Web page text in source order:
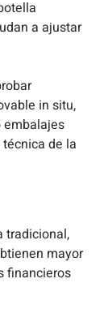
a ajustar
in situ,
embalajes
de la
tradicional,
mayor
financieros